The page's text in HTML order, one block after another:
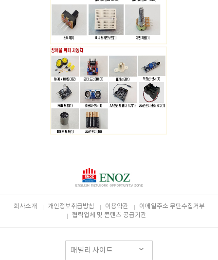
회사소개 개인정보취급방침 이용약관
이메일주소 무단수집거부
협력업체 및 콘텐츠 공급기관